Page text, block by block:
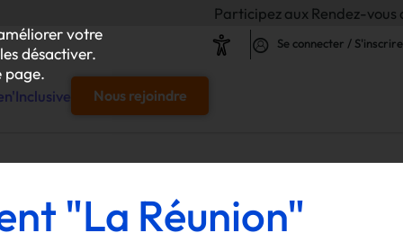
votre
désactiver.
page.
Participez aux Rendez-vous de
Se connecter / S'inscrire
responsables"
Nous rejoindre
"La Réunion"